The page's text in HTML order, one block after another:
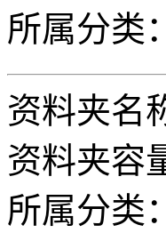
所属分类：
资料夹名
资料夹容
所属分类：